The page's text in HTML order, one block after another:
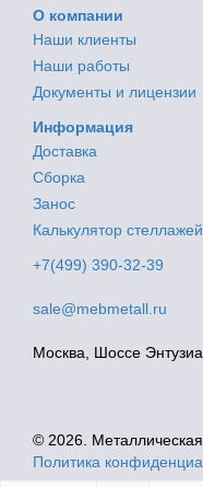
О компании
Наши клиенты
Наши работы
Документы и лицензии
Информация
Доставка
Сборка
Занос
Калькулятор стеллажей
+7(499) 390-32-39
sale@mebmetall.ru
Москва, Шоссе
© 2026.
Политика